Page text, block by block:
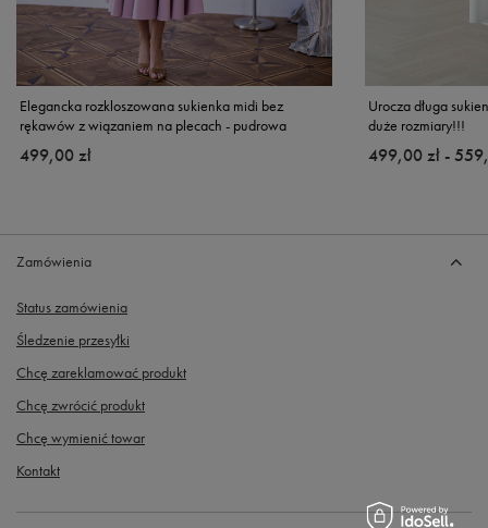
Elegancka rozkloszowana sukienka midi bez
rękawów z wiązaniem na plecach - pudrowa
499,00 zł
Urocza długa
duże rozmiary!!!
od
499,00 zł - do
Zamówienia
Status zamówienia
Śledzenie przesyłki
Chcę zareklamować produkt
Chcę zwrócić produkt
Chcę wymienić towar
Kontakt